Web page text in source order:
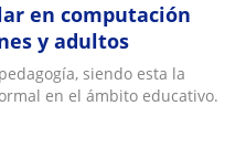
en computación
y adultos
siendo esta la
en el ámbito educativo.